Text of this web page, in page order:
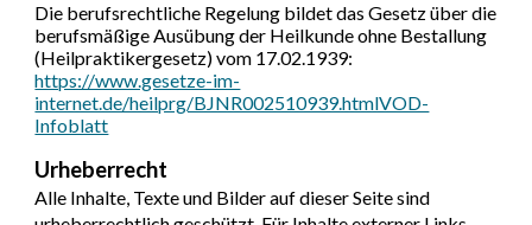
Die berufsrechtliche Regelung bildet das Gesetz über die
berufsmäßige Ausübung der Heilkunde ohne Bestallung
(Heilpraktikergesetz) vom 17.02.1939:
https://www.gesetze-im-
internet.de/heilprg/BJNR002510939.htmlVOD-
Infoblatt
Urheberrecht
Alle Inhalte, Texte und Bilder auf dieser Seite sind